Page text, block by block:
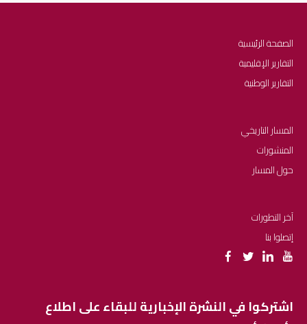
الصفحة الرئيسية
التقارير الإقليمية
التقارير الوطنية
المسار التاريخي
المنشورات
حول المسار
آخر التطورات
إتصلوا بنا
اشتركوا في النشرة الإخبارية للبقاء على اطلاع